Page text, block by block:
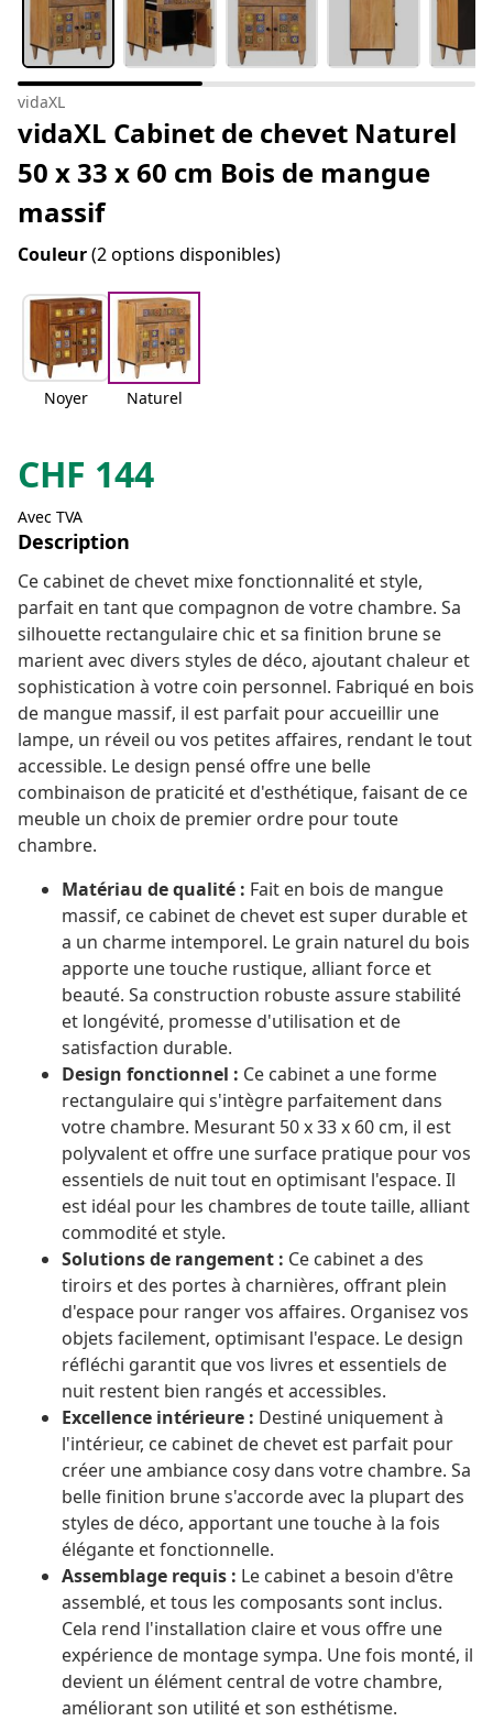
vidaXL
vidaXL Cabinet de chevet Naturel
50 x 33 x 60 cm Bois de mangue
massif
Couleur(2 options disponibles)
Noyer Naturel
CHF 144
Avec TVA
Description
Ce cabinet de chevet mixe fonctionnalité et style,
parfait en tant que compagnon de votre chambre. Sa
silhouette rectangulaire chic et sa finition brune se
marient avec divers styles de déco, ajoutant chaleur et
sophistication à votre coin personnel. Fabriqué en bois
de mangue massif, il est parfait pour accueillir une
lampe, un réveil ou vos petites affaires, rendant le tout
accessible. Le design pensé offre une belle
combinaison de praticité et d'esthétique, faisant de ce
meuble un choix de premier ordre pour toute
chambre.
Matériau de qualité : Fait en bois de mangue
massif, ce cabinet de chevet est super durable et
a un charme intemporel. Le grain naturel du bois
apporte une touche rustique, alliant force et
beauté. Sa construction robuste assure stabilité
et longévité, promesse d'utilisation et de
satisfaction durable.
Design fonctionnel : Ce cabinet a une forme
rectangulaire qui s'intègre parfaitement dans
votre chambre. Mesurant 50 x 33 x 60 cm, il est
polyvalent et offre une surface pratique pour vos
essentiels de nuit tout en optimisant l'espace. Il
est idéal pour les chambres de toute taille, alliant
commodité et style.
Solutions de rangement : Ce cabinet a des
tiroirs et des portes à charnières, offrant plein
d'espace pour ranger vos affaires. Organisez vos
objets facilement, optimisant l'espace. Le design
réfléchi garantit que vos livres et essentiels de
nuit restent bien rangés et accessibles.
Excellence intérieure : Destiné uniquement à
l'intérieur, ce cabinet de chevet est parfait pour
créer une ambiance cosy dans votre chambre. Sa
belle finition brune s'accorde avec la plupart des
styles de déco, apportant une touche à la fois
élégante et fonctionnelle.
Assemblage requis : Le cabinet a besoin d'être
assemblé, et tous les composants sont inclus.
Cela rend l'installation claire et vous offre une
expérience de montage sympa. Une fois monté, il
devient un élément central de votre chambre,
améliorant son utilité et son esthétisme.